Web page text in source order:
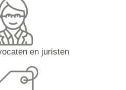
en juristen